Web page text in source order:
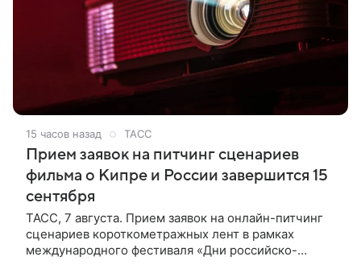
15 часов назад ТАСС
Прием заявок на питчинг сценариев
фильма о Кипре и России завершится 15
сентября
ТАСС, 7 августа. Прием заявок на онлайн-питчинг
сценариев короткометражных лент в рамках
международного фестиваля «Дни российско-